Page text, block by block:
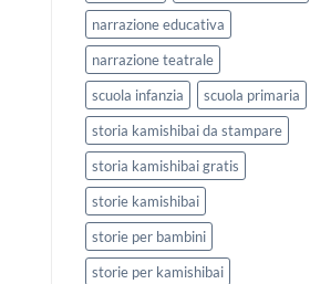
narrazione educativa
narrazione teatrale
scuola infanzia
scuola primaria
storia kamishibai da stampare
storia kamishibai gratis
storie kamishibai
storie per bambini
storie per kamishibai